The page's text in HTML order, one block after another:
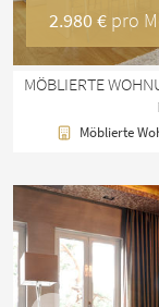
2.980 € pro
Möblierte